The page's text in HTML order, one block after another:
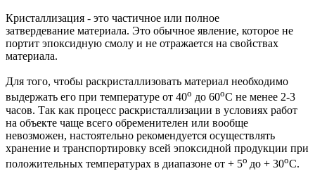
Кристаллизация - это частичное или полное
затвердевание материала. Это обычное явление, которое не
портит эпоксидную смолу и не отражается на свойствах
материала.
Для того, чтобы раскристаллизовать материал необходимо
выдержать его при температуре от 40о до 60оС не менее 2-3
часов. Так как процесс раскристаллизации в условиях работ
на объекте чаще всего обременителен или вообще
невозможен, настоятельно рекомендуется осуществлять
хранение и транспортировку всей эпоксидной продукции при
положительных температурах в диапазоне от + 5о до + 30оС.